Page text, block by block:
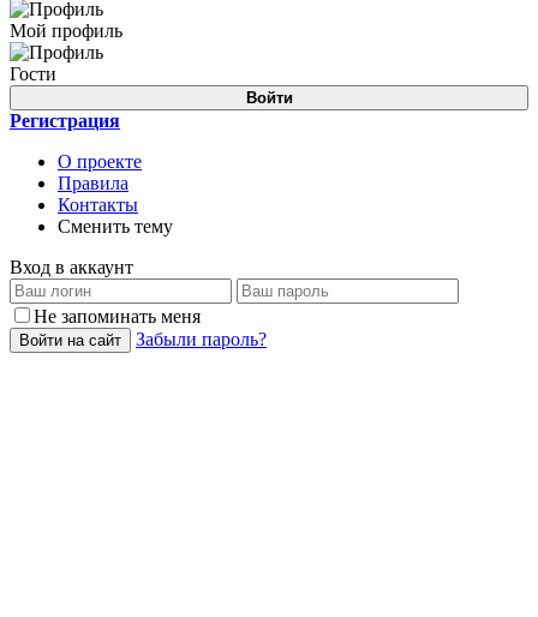
Мой профиль
Гости
Войти
Регистрация
О проекте
Правила
Контакты
Сменить тему
Вход в аккаунт
Не запоминать меня
Войти на сайт Забыли пароль?